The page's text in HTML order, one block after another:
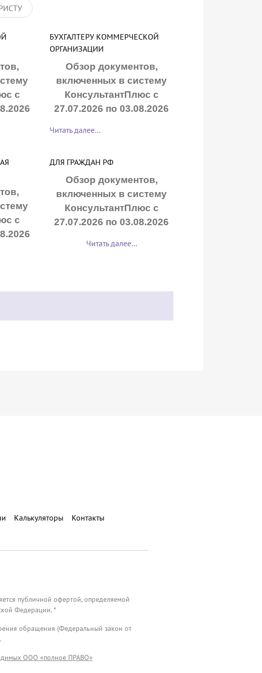
с
БУХГАЛТЕРУ КОММЕРЧЕСКОЙ
ОРГАНИЗАЦИИ
Обзор документов,
включенных в систему
КонсультантПлюс с
27.07.2026 по 03.08.2026
Читать далее…
с
ДЛЯ ГРАЖДАН РФ
Обзор документов,
включенных в систему
КонсультантПлюс с
27.07.2026 по 03.08.2026
Читать далее…
Калькуляторы Контакты
публичной офертой, определяемой
Федерации. *
обращения (Федеральный закон от
ООО «полное ПРАВО»